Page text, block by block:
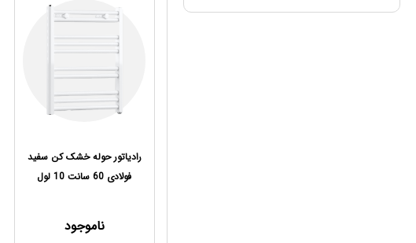
رادیاتور حوله خشک کن سفید
فولادی 60 سانت 10 لول
ناموجود